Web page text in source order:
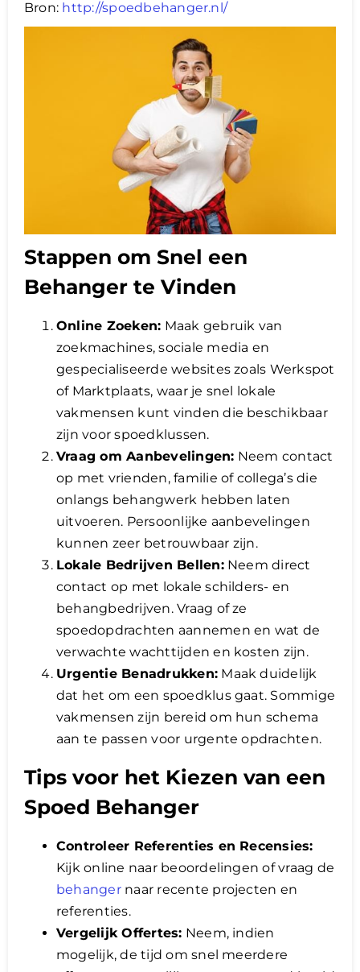
Bron: http://spoedbehanger.nl/
Stappen om Snel een
Behanger te Vinden
Online Zoeken: Maak gebruik van
zoekmachines, sociale media en
gespecialiseerde websites zoals Werkspot
of Marktplaats, waar je snel lokale
vakmensen kunt vinden die beschikbaar
zijn voor spoedklussen.
Vraag om Aanbevelingen: Neem contact
op met vrienden, familie of collega’s die
onlangs behangwerk hebben laten
uitvoeren. Persoonlijke aanbevelingen
kunnen zeer betrouwbaar zijn.
Lokale Bedrijven Bellen:Neem direct
contact op met lokale schilders- en
behangbedrijven. Vraag of ze
spoedopdrachten aannemen en wat de
verwachte wachttijden en kosten zijn.
Urgentie Benadrukken: Maak duidelijk
dat het om een spoedklus gaat. Sommige
vakmensen zijn bereid om hun schema
aan te passen voor urgente opdrachten.
Tips voor het Kiezen van een
Spoed Behanger
Controleer Referenties en Recensies:
Kijk online naar beoordelingen of vraag de
behangernaar recente projecten en
referenties.
Vergelijk Offertes: Neem, indien
mogelijk, de tijd om snel meerdere